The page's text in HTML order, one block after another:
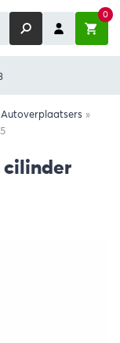
0
»
cilinder